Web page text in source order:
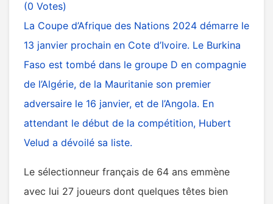
(0 Votes)
La Coupe d’Afrique des Nations 2024 démarre le
13 janvier prochain en Cote d’Ivoire. Le Burkina
Faso est tombé dans le groupe D en compagnie
de l’Algérie, de la Mauritanie son premier
adversaire le 16 janvier, et de l’Angola. En
attendant le début de la compétition, Hubert
Velud a dévoilé sa liste.
Le sélectionneur français de 64 ans emmène
avec lui 27 joueurs dont quelques têtes bien